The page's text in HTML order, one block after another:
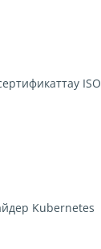
Kubernetes